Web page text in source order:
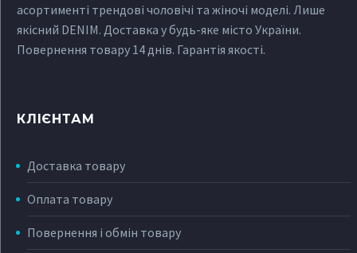
асортименті трендові чоловічі та жіночі моделі. Лише
якісний DENIM. Доставка у будь-яке місто України.
Повернення товару 14 днів. Гарантія якості.
КЛІЄНТАМ
Доставка товару
Оплата товару
Повернення і обмін товару